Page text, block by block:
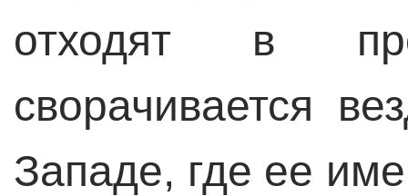
отходят в
сворачивается
Западе, где ее